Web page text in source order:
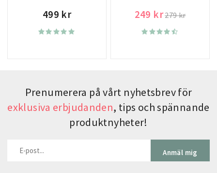
499 kr 249 kr279 kr
Prenumerera på vårt nyhetsbrev för
exklusiva erbjudanden, tips och spännande
produktnyheter!
Anmäl mig